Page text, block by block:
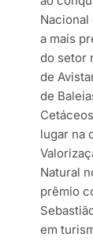
a mais
do setor
de
de
lugar na
Natural
prêmio
em